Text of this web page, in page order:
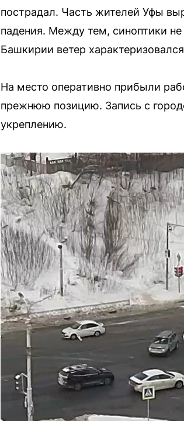
пострадал. Часть жителей Уфы
падения. Между тем, синоптики
Башкирии ветер
На место оперативно прибыли
прежнюю позицию. Запись с
укреплению.